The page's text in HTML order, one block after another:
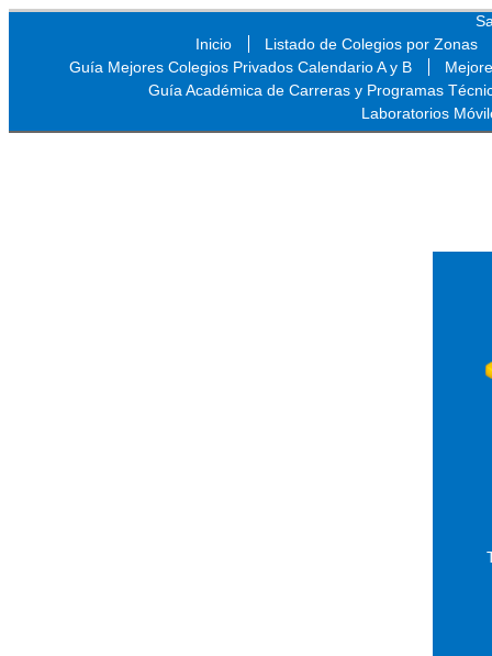
Inicio
Listado de Colegios por Zonas
Guía Mejores Colegios Privados Calendario A y B
Guía Académica de Carreras y Programas
Laboratorios